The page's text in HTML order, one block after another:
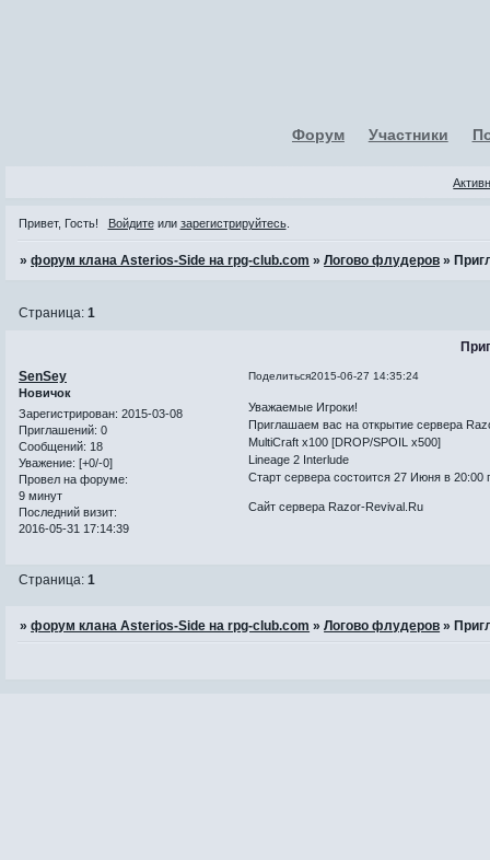
Форум Участники
Привет, Гость! Войдитеили зарегистрируйтесь.
»форум клана Asterios-Side на rpg-club.com »Логово флудеров »
Страница:1
Поделиться2015-06-27 14:35:24
SenSey
Новичок
Зарегистрирован: 2015-03-08
Приглашений: 0
Сообщений: 18
Уважение: [+0/-0]
Провел на форуме:
9 минут
Последний визит:
2016-05-31 17:14:39
Уважаемые Игроки!
Приглашаем вас на открытие сервера
MultiCraft x100 [DROP/SPOIL x500]
Lineage 2 Interlude
Старт сервера
Сайт сервера Razor-Revival.Ru
Страница:1
»форум клана Asterios-Side на rpg-club.com »Логово флудеров »